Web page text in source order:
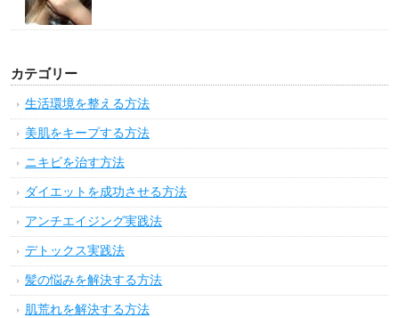
カテゴリー
生活環境を整える方法
美肌をキープする方法
ニキビを治す方法
ダイエットを成功させる方法
アンチエイジング実践法
デトックス実践法
髪の悩みを解決する方法
肌荒れを解決する方法